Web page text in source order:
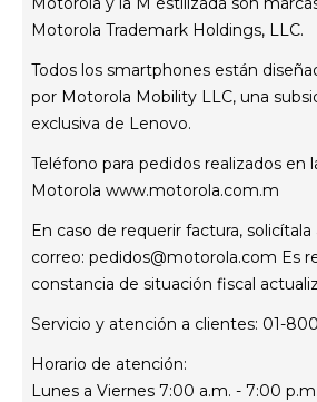
Estatus de tu reparación
Motorola Trademark Holdings, LLC.
Todos los smartphones están
por Motorola Mobility LLC, una
exclusiva de Lenovo.
Teléfono para pedidos realizados en
Motorola www.motorola.com.m
En caso de requerir factura,
correo: pedidos@motorola.com Es
constancia de situación fiscal
Servicio y atención a clientes: 01-
Horario de atención:
Lunes a Viernes 7:00 a.m. - 7:00